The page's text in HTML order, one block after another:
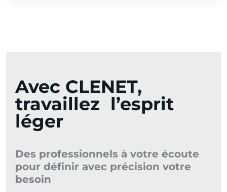
Avec CLENET,
travaillez l’esprit
léger
Des professionnels à votre écoute
pour définir avec précision votre
besoin